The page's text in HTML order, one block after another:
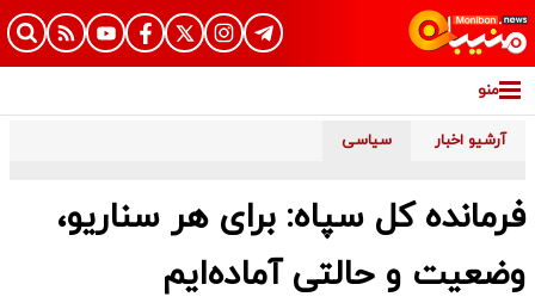
منو
آرشیو اخبار سیاسی
فرمانده کل سپاه: برای هر سناریو،
وضعیت و حالتی آماده‌ایم